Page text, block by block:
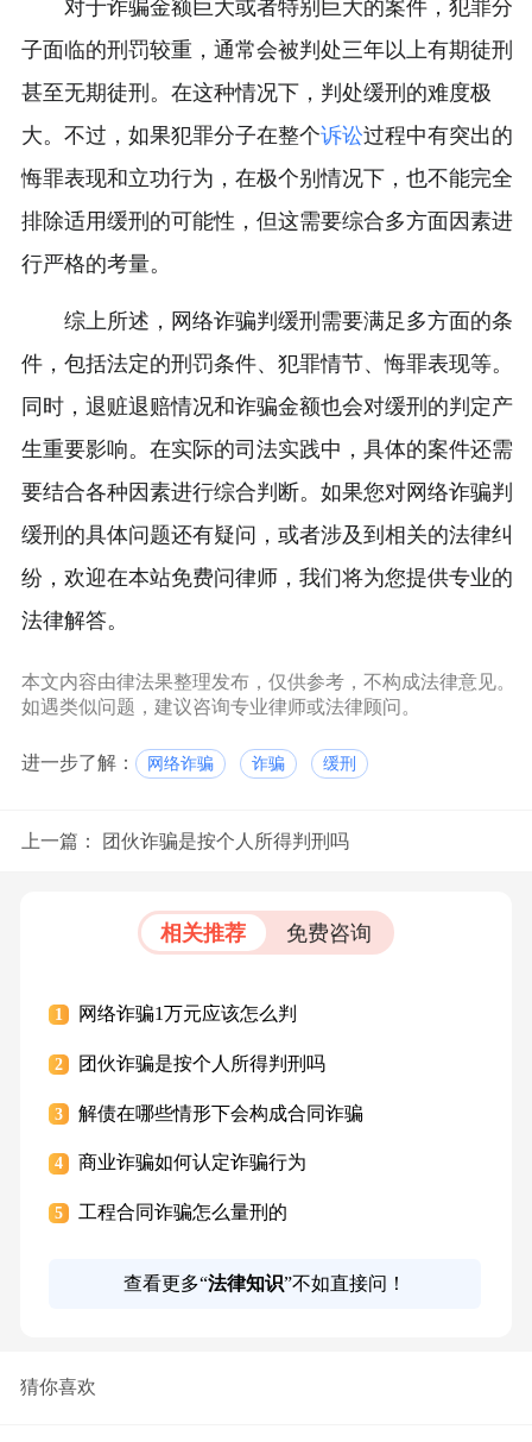
对于诈骗金额巨大或者特别巨大的案件，犯罪分
子面临的刑罚较重，通常会被判处三年以上有期徒刑
甚至无期徒刑。在这种情况下，判处缓刑的难度极
大。不过，如果犯罪分子在整个诉讼过程中有突出的
悔罪表现和立功行为，在极个别情况下，也不能完全
排除适用缓刑的可能性，但这需要综合多方面因素进
行严格的考量。
综上所述，网络诈骗判缓刑需要满足多方面的条
件，包括法定的刑罚条件、犯罪情节、悔罪表现等。
同时，退赃退赔情况和诈骗金额也会对缓刑的判定产
生重要影响。在实际的司法实践中，具体的案件还需
要结合各种因素进行综合判断。如果您对网络诈骗判
缓刑的具体问题还有疑问，或者涉及到相关的法律纠
纷，欢迎在本站免费问律师，我们将为您提供专业的
法律解答。
本文内容由律法果整理发布，仅供参考，不构成法律意见。
如遇类似问题，建议咨询专业律师或法律顾问。
进一步了解： 网络诈骗 诈骗 缓刑
上一篇： 团伙诈骗是按个人所得判刑吗
相关推荐 免费咨询
1 网络诈骗1万元应该怎么判
2 团伙诈骗是按个人所得判刑吗
3 解债在哪些情形下会构成合同诈骗
4 商业诈骗如何认定诈骗行为
5 工程合同诈骗怎么量刑的
查看更多“法律知识”不如直接问！
猜你喜欢